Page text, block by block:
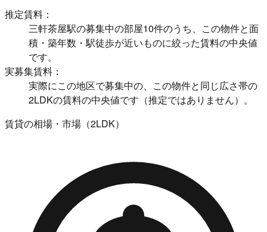
推定賃料：
三軒茶屋駅の募集中の部屋10件のうち、この物件と面
積・築年数・駅徒歩が近いものに絞った賃料の中央値
です。
実募集賃料：
実際にこの地区で募集中の、この物件と同じ広さ帯の
2LDKの賃料の中央値です（推定ではありません）。
賃貸の相場・市場（2LDK）